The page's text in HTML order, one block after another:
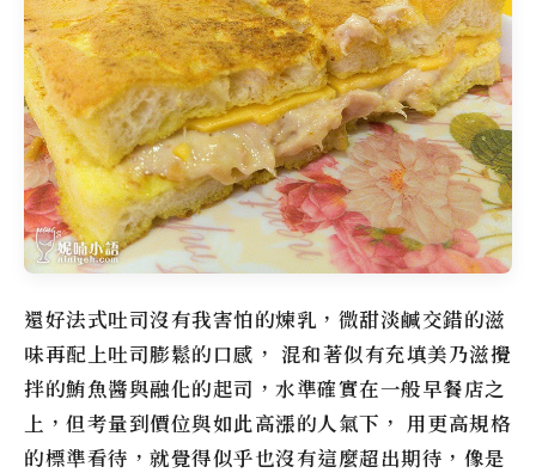
還好法式吐司沒有我害怕的煉乳，微甜淡鹹交錯的滋
味再配上吐司膨鬆的口感， 混和著似有充填美乃滋攪
拌的鮪魚醬與融化的起司，水準確實在一般早餐店之
上，但考量到價位與如此高漲的人氣下， 用更高規格
的標準看待，就覺得似乎也沒有這麼超出期待，像是